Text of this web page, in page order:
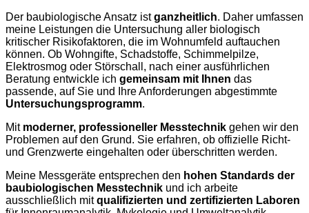
Der baubiologische Ansatz istganzheitlich. Daher umfassen
meine Leistungen die Untersuchung aller biologisch
kritischer Risikofaktoren, die im Wohnumfeld auftauchen
können. Ob Wohngifte, Schadstoffe, Schimmelpilze,
Elektrosmog oder Störschall, nach einer ausführlichen
Beratung entwickle ich gemeinsam mit Ihnen das
passende, auf Sie und Ihre Anforderungen abgestimmte
Untersuchungsprogramm.
Mit moderner, professioneller Messtechnik gehen wir den
Problemen auf den Grund. Sie erfahren, ob offizielle Richt-
und Grenzwerte eingehalten oder überschritten werden.
Meine Messgeräte entsprechen den hohen Standards der
baubiologischen Messtechnik und ich arbeite
ausschließlich mitqualifizierten und zertifizierten Laboren